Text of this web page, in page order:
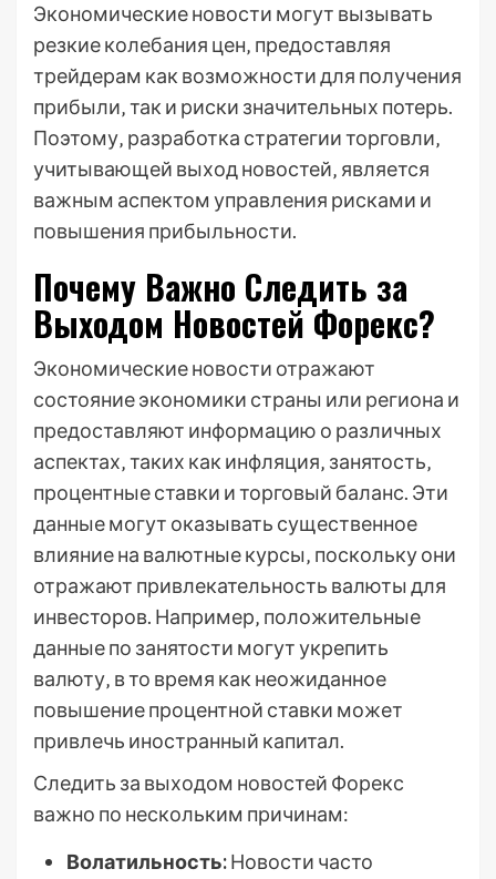
Экономические новости могут вызывать
резкие колебания цен‚ предоставляя
трейдерам как возможности для получения
прибыли‚ так и риски значительных потерь.
Поэтому‚ разработка стратегии торговли‚
учитывающей выход новостей‚ является
важным аспектом управления рисками и
повышения прибыльности.
Почему Важно Следить за
Выходом Новостей Форекс?
Экономические новости отражают
состояние экономики страны или региона и
предоставляют информацию о различных
аспектах‚ таких как инфляция‚ занятость‚
процентные ставки и торговый баланс. Эти
данные могут оказывать существенное
влияние на валютные курсы‚ поскольку они
отражают привлекательность валюты для
инвесторов. Например‚ положительные
данные по занятости могут укрепить
валюту‚ в то время как неожиданное
повышение процентной ставки может
привлечь иностранный капитал.
Следить за выходом новостей Форекс
важно по нескольким причинам:
Волатильность:Новости часто